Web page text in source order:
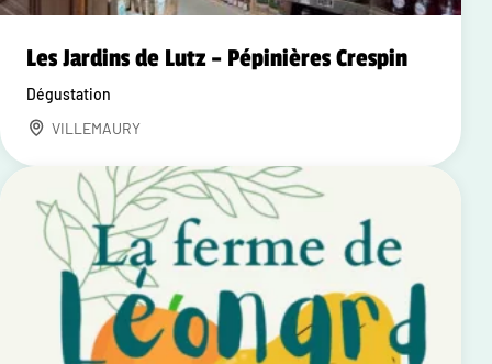
Les Jardins de Lutz – Pépinières Crespin
Dégustation
VILLEMAURY